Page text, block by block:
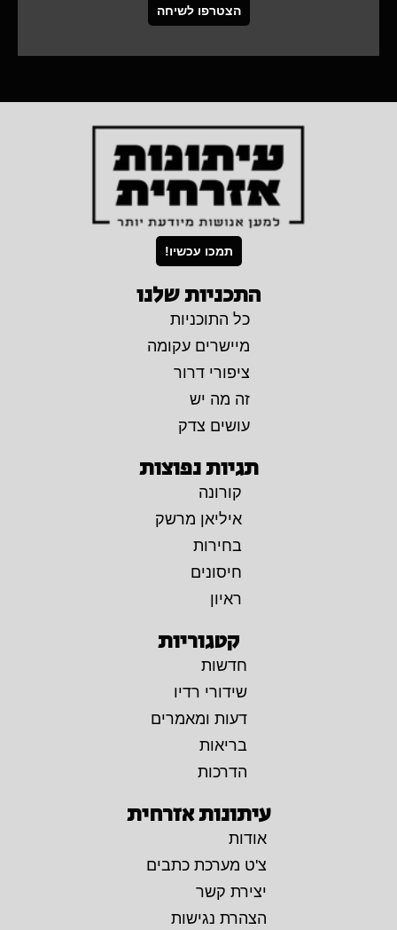
הצטרפו לשיחה
תמכו עכשיו!
התכניות שלנו
כל התוכניות
מיישרים עקומה
ציפורי דרור
זה מה יש
עושים צדק
תגיות נפוצות
קורונה
איליאן מרשק
בחירות
חיסונים
ראיון
קטגוריות
חדשות
שידורי רדיו
דעות ומאמרים
בריאות
הדרכות
עיתונות אזרחית
אודות
צ'ט מערכת כתבים
יצירת קשר
הצהרת נגישות